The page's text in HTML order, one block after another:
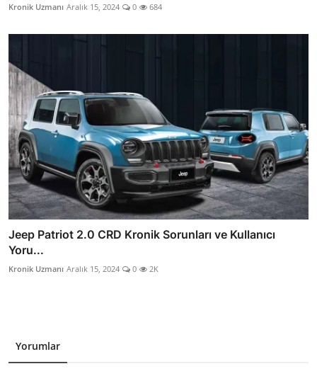
Kronik Uzmanı Aralık 15, 2024 0 684
Jeep Patriot 2.0 CRD Kronik Sorunları ve Kullanıcı
Yoru...
Kronik Uzmanı Aralık 15, 2024 0 2K
Yorumlar